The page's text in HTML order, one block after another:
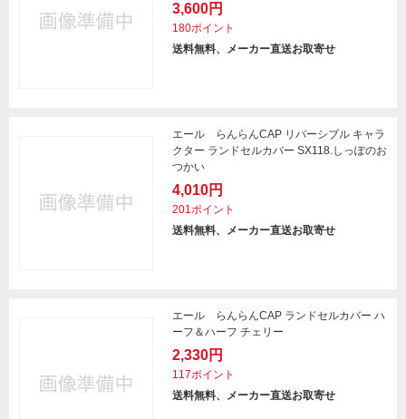
3,600円
180ポイント
送料無料、メーカー直送お取寄せ
エール らんらんCAP リバーシブル キャラ
クター ランドセルカバー SX118.しっぽのお
つかい
4,010円
201ポイント
送料無料、メーカー直送お取寄せ
エール らんらんCAP ランドセルカバー ハ
ーフ＆ハーフ チェリー
2,330円
117ポイント
送料無料、メーカー直送お取寄せ